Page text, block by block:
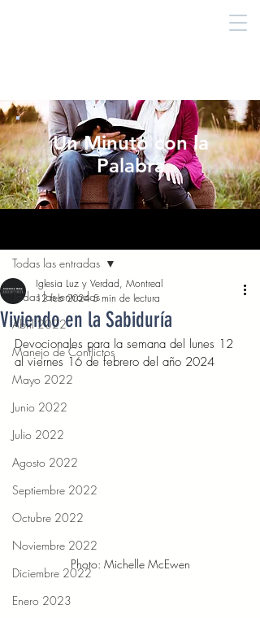
Un Minuto con la
Palabra
Todas las entradas
Abril 2022
Manejo de Conflictos
Mayo 2022
Junio 2022
Julio 2022
Agosto 2022
Septiembre 2022
Octubre 2022
Noviembre 2022
Diciembre 2022
Enero 2023
Todas las entradas
Viviendo en la Sabiduría
Iglesia Luz y Verdad, Montreal
12 feb 2024 5 min de lectura
Devocionales para la semana del lunes 12
al viernes 16 de febrero del año 2024
Photo: Michelle McEwen